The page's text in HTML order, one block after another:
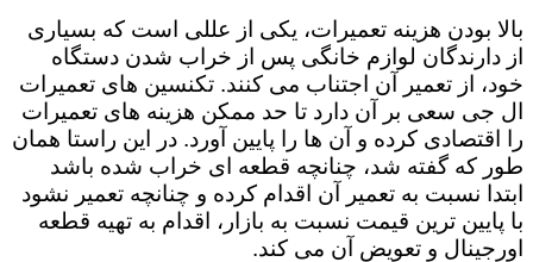
بالا بودن هزینه تعمیرات، یکی از عللی است که بسیاری
از دارندگان لوازم خانگی پس از خراب شدن دستگاه
خود، از تعمیر آن اجتناب می کنند. تکنسین های تعمیرات
ال جی سعی بر آن دارد تا حد ممکن هزینه های تعمیرات
را اقتصادی کرده و آن ها را پایین آورد. در این راستا همان
طور که گفته شد، چنانچه قطعه ای خراب شده باشد
ابتدا نسبت به تعمیر آن اقدام کرده و چنانچه تعمیر نشود
با پایین ترین قیمت نسبت به بازار، اقدام به تهیه قطعه
اورجینال و تعویض آن می کند.